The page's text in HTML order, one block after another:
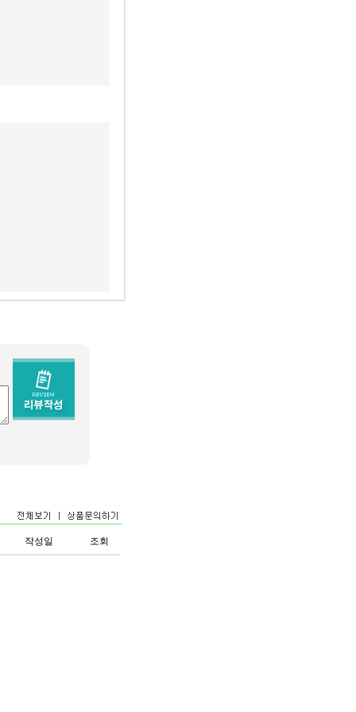
작성일 조회